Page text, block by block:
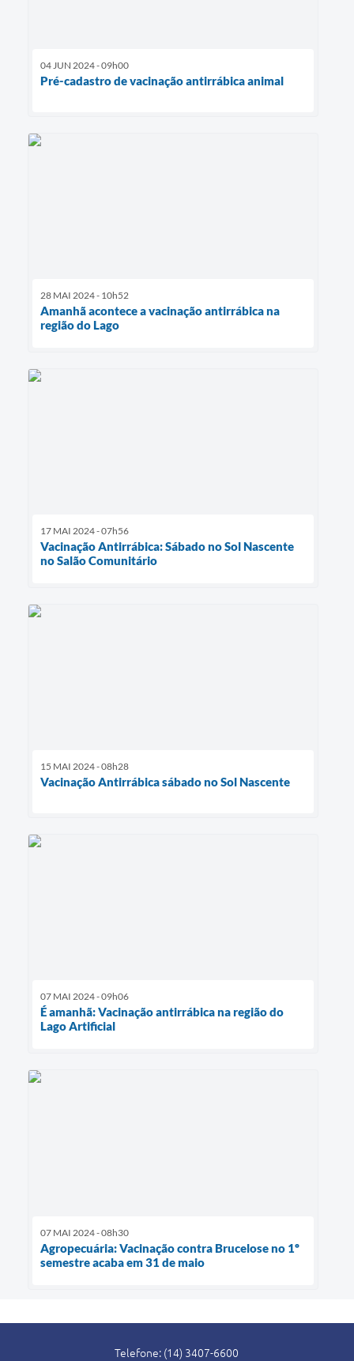
04 JUN 2024 - 09h00
Pré-cadastro de vacinação antirrábica animal
28 MAI 2024 - 10h52
Amanhã acontece a vacinação antirrábica na
região do Lago
17 MAI 2024 - 07h56
Vacinação Antirrábica: Sábado no Sol Nascente
no Salão Comunitário
15 MAI 2024 - 08h28
Vacinação Antirrábica sábado no Sol Nascente
07 MAI 2024 - 09h06
É amanhã: Vacinação antirrábica na região do
Lago Artificial
07 MAI 2024 - 08h30
Agropecuária: Vacinação contra Brucelose no 1º
semestre acaba em 31 de maio
Telefone: (14) 3407-6600